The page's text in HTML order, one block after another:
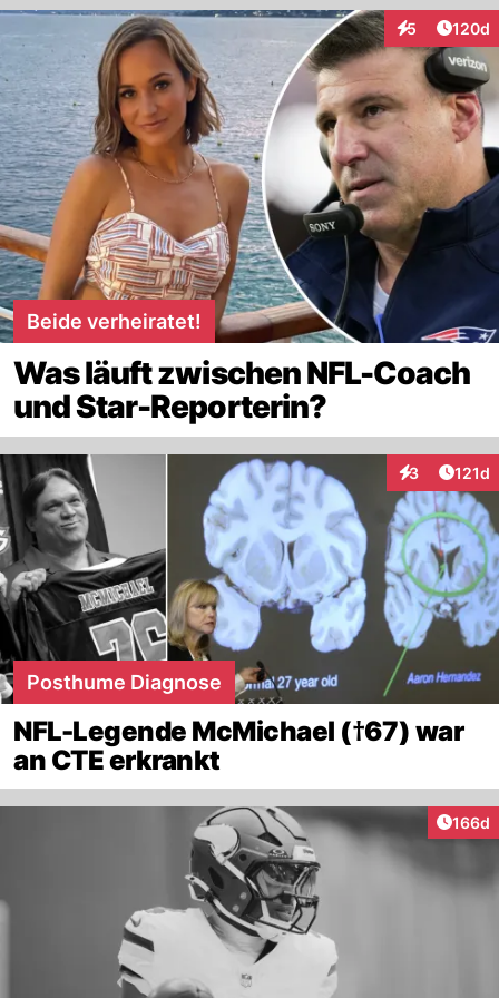
5
Interaktionen
120d
Beide verheiratet!
Was läuft zwischen NFL-Coach
und Star-Reporterin?
3
Interaktionen
121d
Posthume Diagnose
NFL-Legende McMichael (†67) war
an CTE erkrankt
166d